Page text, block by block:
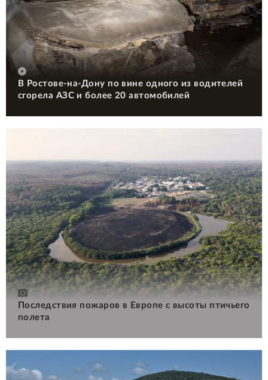
В Ростове-на-Дону по вине одного из водителей
сгорела АЗС и более 20 автомобилей
Последствия пожаров в Европе с высоты птичьего
полета